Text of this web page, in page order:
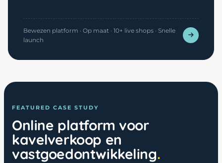
Bewezen platform · Op maat · 10+ live shops · Snelle
launch
FEATURED CASE STUDY
Online platform voor
kavelverkoop en
vastgoedontwikkeling